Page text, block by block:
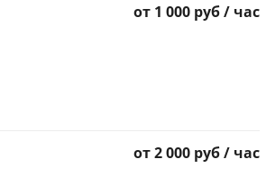
от 1 000 руб / час
от 2 000 руб / час